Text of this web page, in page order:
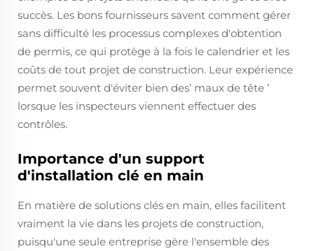
succès. Les bons fournisseurs savent comment gérer
sans difficulté les processus complexes d'obtention
de permis, ce qui protège à la fois le calendrier et les
coûts de tout projet de construction. Leur expérience
permet souvent d'éviter bien des’ maux de tête ’
lorsque les inspecteurs viennent effectuer des
contrôles.
Importance d'un support
d'installation clé en main
En matière de solutions clés en main, elles facilitent
vraiment la vie dans les projets de construction,
puisqu'une seule entreprise gère l'ensemble des